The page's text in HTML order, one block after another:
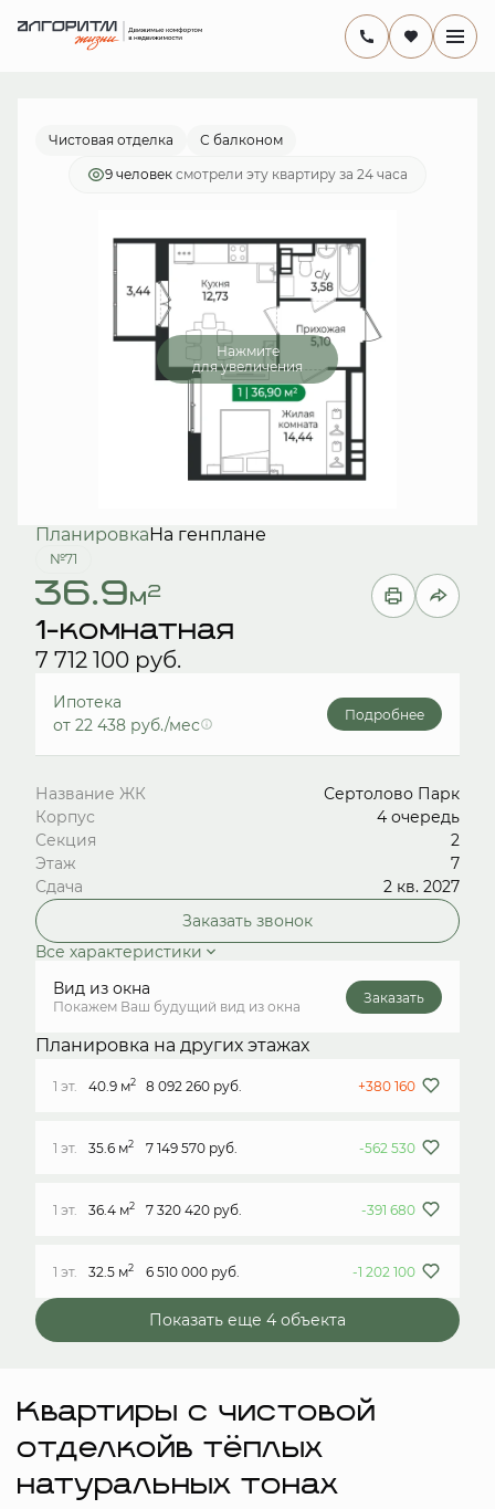
1-комнатная
7 712 100 руб.
от 22 438 руб./мес.
Чистовая отделка С балконом
9 человек смотрели эту квартиру за 24 часа
Нажмите
для увеличения
ПланировкаНа генплане
№71
36.9м2
1-комнатная
7 712 100 руб.
Ипотека
от 22 438 руб./мес
Подробнее
Название ЖК
Сертолово Парк
Корпус
4 очередь
Секция
2
Этаж
7
Сдача
2 кв. 2027
Заказать звонок
Все характеристики
Вид из окна
Покажем Ваш будущий вид из окна
Заказать
Планировка на других этажах
1 эт. 40.9 м2 8 092 260 руб. +380 160
1 эт. 35.6 м2 7 149 570 руб. -562 530
1 эт. 36.4 м2 7 320 420 руб. -391 680
1 эт. 32.5 м2 6 510 000 руб. -1 202 100
Показать еще 4 объектa
Квартиры с чистовой
отделкойв тёплых
натуральных тонах